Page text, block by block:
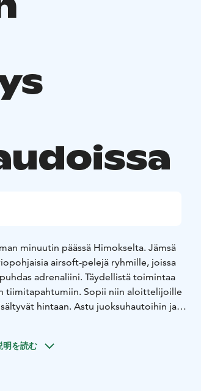
minuutin päässä Himokselta. Jämsä
​​airsoft-pelejä ryhmille, joissa
adrenaliini. Täydellistä toimintaa
tiimitapahtumiin. Sopii niin aloittelijoille
hintaan. Astu juoksuhautoihin ja
明を読む